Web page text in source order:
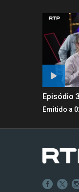
Episódio 3
Emitido a